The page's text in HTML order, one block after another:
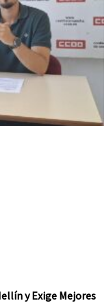
y Exige Mejores